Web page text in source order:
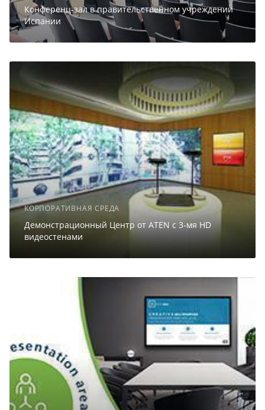
Конференц-зал в правительственном учреждении
Испании
КОРПОРАТИВНАЯ СРЕДА
Демонстрационный Центр от ATEN с 3-мя HD
видеостенами